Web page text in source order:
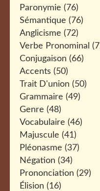
Paronymie (76)
Sémantique (76)
Anglicisme (72)
Verbe Pronominal
Conjugaison (66)
Accents (50)
Trait D'union (50)
Grammaire (49)
Genre (48)
Vocabulaire (46)
Majuscule (41)
Pléonasme (37)
Négation (34)
Prononciation (29)
Élision (16)